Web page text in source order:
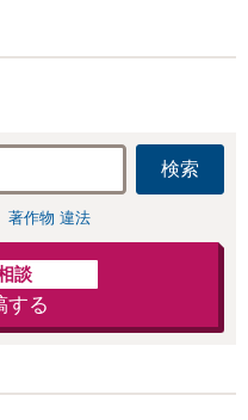
します！即日対応可能。
検索
著作物 違法
談
する